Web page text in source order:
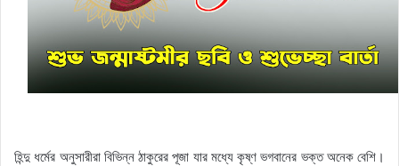
হিন্দু ধর্মের অনুসারীরা বিভিন্ন ঠাকুরের পূজা যার মধ্যে কৃষ্ণ ভগবানের ভক্ত অনেক বেশি।